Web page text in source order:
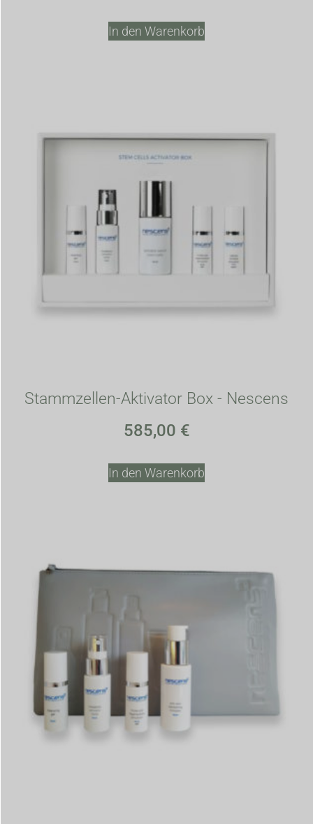
In den Warenkorb
Stammzellen-Aktivator Box - Nescens
585,00 €
In den Warenkorb